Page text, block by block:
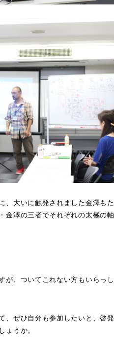
、大いに触発されました金澤も
金澤の三者でそれぞれの太極の
が、ついてこれない方もいらっ
、ぜひ自分も参加したいと、啓
ょうか。